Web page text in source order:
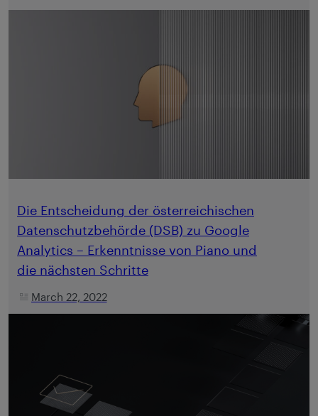
Die Entscheidung der österreichischen
Datenschutzbehörde (DSB) zu Google
Analytics – Erkenntnisse von Piano und
die nächsten Schritte
March 22, 2022